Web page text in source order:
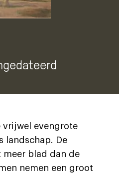
vrijwel evengrote
landschap. De
meer blad dan de
nemen een groot